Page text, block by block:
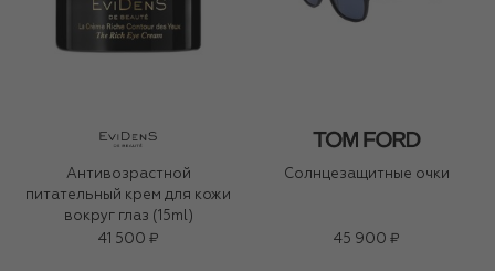
Антивозрастной
питательный крем для кожи
вокруг глаз (15ml)
41 500 ₽
Солнцезащитные очки
45 900 ₽